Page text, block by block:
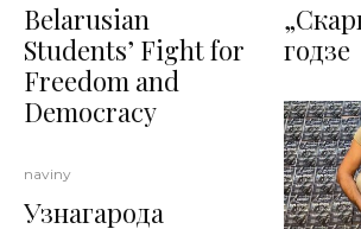
Belarusian
Students’ Fight for
Freedom and
Democracy
naviny
Узнагарода
годзе